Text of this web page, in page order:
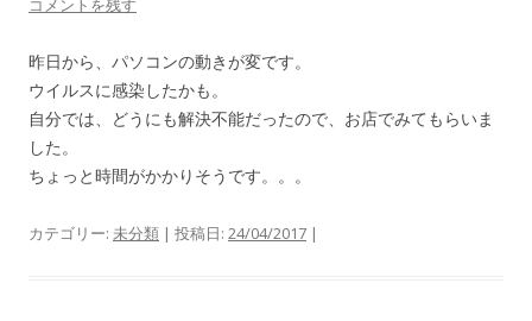
コメントを残す
昨日から、パソコンの動きが変です。
ウイルスに感染したかも。
自分では、どうにも解決不能だったので、お店でみてもらいま
した。
ちょっと時間がかかりそうです。。。
カテゴリー: 未分類 | 投稿日: 24/04/2017 |